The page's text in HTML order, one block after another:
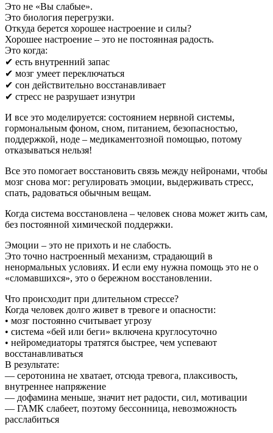
Это не «Вы слабые».
Это биология перегрузки.
Откуда берется хорошее настроение и силы?
Хорошее настроение – это не постоянная радость.
Это когда:
✔ есть внутренний запас
✔ мозг умеет переключаться
✔ сон действительно восстанавливает
✔ стресс не разрушает изнутри
И все это моделируется: состоянием нервной системы,
гормональным фоном, сном, питанием, безопасностью,
поддержкой, ноде – медикаментозной помощью, потому
отказываться нельзя!
Все это помогает восстановить связь между нейронами, чтобы
мозг снова мог: регулировать эмоции, выдерживать стресс,
спать, радоваться обычным вещам.
Когда система восстановлена ​​– человек снова может жить сам,
без постоянной химической поддержки.
Эмоции – это не прихоть и не слабость.
Это точно настроенный механизм, страдающий в
ненормальных условиях. И если ему нужна помощь это не о
«сломавшихся», это о бережном восстановлении.
Что происходит при длительном стрессе?
Когда человек долго живет в тревоге и опасности:
• мозг постоянно считывает угрозу
• система «бей или беги» включена круглосуточно
• нейромедиаторы тратятся быстрее, чем успевают
восстанавливаться
В результате:
— серотонина не хватает, отсюда тревога, плаксивость,
внутреннее напряжение
— дофамина меньше, значит нет радости, сил, мотивации
— ГАМК слабеет, поэтому бессонница, невозможность
расслабиться